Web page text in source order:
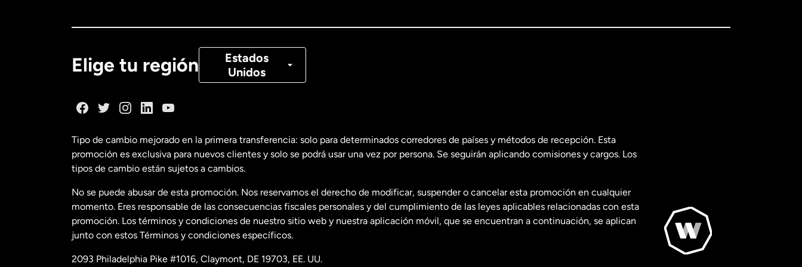
Elige tu región
Estados
Unidos
Canadá Français
Estados Unidos English
Estados Unidos Español
Francia
Tipo de cambio mejorado en la primera transferencia: solo para determinados corredores de países y métodos de recepción. Esta
promoción es exclusiva para nuevos clientes y solo se podrá usar una vez por persona. Se seguirán aplicando comisiones y cargos. Los
tipos de cambio están sujetos a cambios.
No se puede abusar de esta promoción. Nos reservamos el derecho de modificar, suspender o cancelar esta promoción en cualquier
momento. Eres responsable de las consecuencias fiscales personales y del cumplimiento de las leyes aplicables relacionadas con esta
promoción. Los términos y condiciones de nuestro sitio web y nuestra aplicación móvil, que se encuentran a continuación, se aplican
junto con estos Términos y condiciones específicos.
2093 Philadelphia Pike #1016, Claymont, DE 19703, EE. UU.